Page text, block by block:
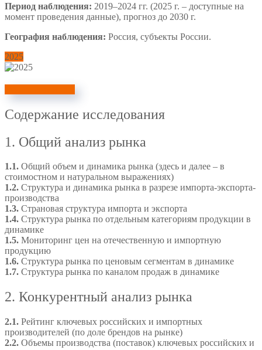
Период наблюдения: 2019–2024 гг. (2025 г. – доступные на
момент проведения данные), прогноз до 2030 г.
География наблюдения: Россия, субъекты России.
2025
Содержание исследования
1. Общий анализ рынка
1.1. Общий объем и динамика рынка (здесь и далее – в
стоимостном и натуральном выражениях)
1.2. Структура и динамика рынка в разрезе импорта-экспорта-
производства
1.3. Страновая структура импорта и экспорта
1.4. Структура рынка по отдельным категориям продукции в
динамике
1.5. Мониторинг цен на отечественную и импортную
продукцию
1.6. Структура рынка по ценовым сегментам в динамике
1.7. Структура рынка по каналом продаж в динамике
2. Конкурентный анализ рынка
2.1. Рейтинг ключевых российских и импортных
производителей (по доле брендов на рынке)
2.2. Объемы производства (поставок) ключевых российских и